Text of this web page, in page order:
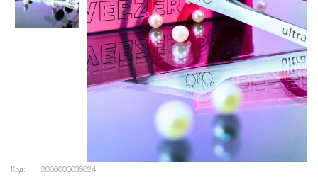
Код: 2000000035024